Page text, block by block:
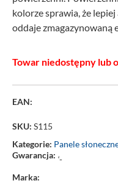
kolorze sprawia, że
oddaje zmagazynowaną
Towar niedostępny lub
EAN:
SKU: S115
Kategorie: Panele
Gwarancja: ‘-
Marka: